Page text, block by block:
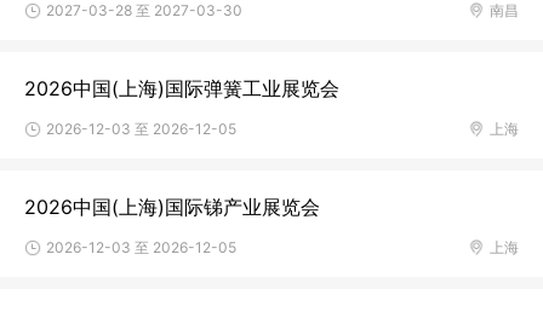
南昌
2027-03-28 至 2027-03-30
2026中国(上海)国际弹簧工业展览会
上海
2026-12-03 至 2026-12-05
2026中国(上海)国际锑产业展览会
上海
2026-12-03 至 2026-12-05